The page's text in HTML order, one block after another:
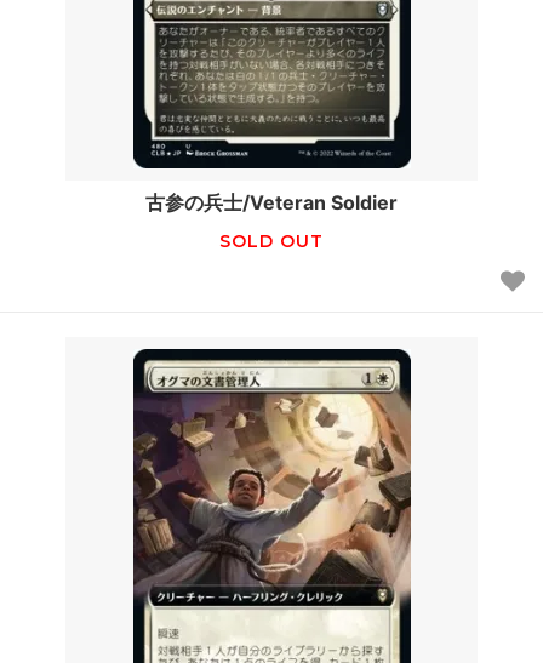
古参の兵士/Veteran Soldier
SOLD OUT